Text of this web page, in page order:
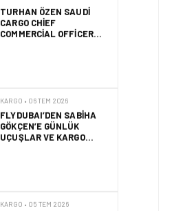
FLYDUBAI’DEN SABIHA
GÖKÇEN’E GÜNLÜK
UÇUŞLAR VE KARGO
HIZMETI BAŞLADI!
BASIK BURUNLU KÖPEK
SAHIPLERI IÇIN 2026
UÇUŞ REHBERI